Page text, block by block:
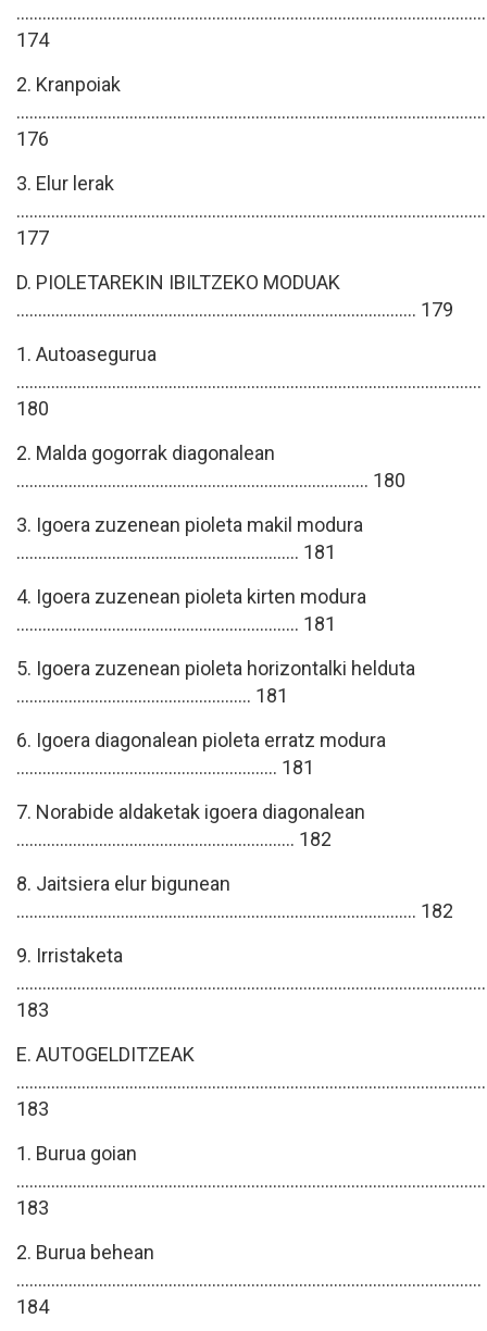
174
2. Kranpoiak
176
3. Elur lerak
177
D. PIOLETAREKIN IBILTZEKO MODUAK
............................................................................................ 179
1. Autoasegurua
...........................................................................................................
180
2. Malda gogorrak diagonalean
................................................................................. 180
3. Igoera zuzenean pioleta makil modura
................................................................. 181
4. Igoera zuzenean pioleta kirten modura
................................................................. 181
5. Igoera zuzenean pioleta horizontalki helduta
...................................................... 181
6. Igoera diagonalean pioleta erratz modura
............................................................ 181
7. Norabide aldaketak igoera diagonalean
................................................................ 182
8. Jaitsiera elur bigunean
............................................................................................ 182
9. Irristaketa
183
E. AUTOGELDITZEAK
183
1. Burua goian
183
2. Burua behean
...........................................................................................................
184